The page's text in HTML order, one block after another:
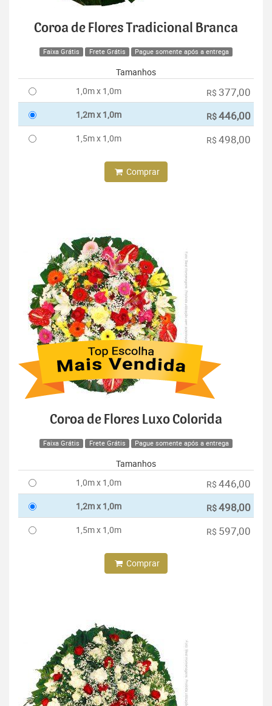
Coroa de Flores Tradicional Branca
Faixa Grátis Frete Grátis Pague somente após a entrega
Tamanhos
1,0m x 1,0m
R$ 377,00
1,2m x 1,0m R$446,00
1,5m x 1,0m R$ 498,00
Comprar
Coroa de Flores Luxo Colorida
Faixa Grátis Frete Grátis Pague somente após a entrega
Tamanhos
1,0m x 1,0m
R$ 446,00
1,2m x 1,0m R$498,00
1,5m x 1,0m R$ 597,00
Comprar